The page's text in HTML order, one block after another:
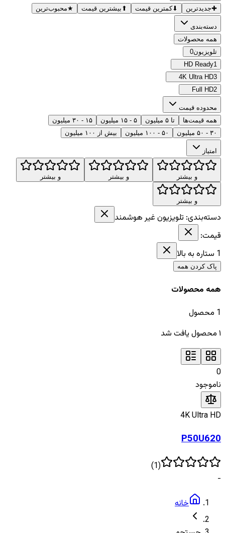
✚جدیدترین ⬇کمترین قیمت ⬆ بیشترین قیمت ★محبوب‌ترین
دسته‌بندی
همه محصولات
تلویزیون0
HD Ready1
4K Ultra HD3
Full HD2
محدوده قیمت
همه قیمت‌ها
تا ۵ میلیون ۵ - ۱۵ میلیون
۱۵ - ۳۰ میلیون
۳۰ - ۵۰ میلیون
۵۰ - ۱۰۰ میلیون بیش از ۱۰۰ میلیون
امتیاز
و بیشتر و بیشتر و بیشتر
و بیشتر
دسته‌بندی: تلویزیون غیر هوشمند
قیمت:
1 ستاره به بالا
پاک کردن همه
همه محصولات
1 محصول
۱ محصول یافت شد
0
ناموجود
4K Ultra HD
P50U620
(
1
)
-
خانه